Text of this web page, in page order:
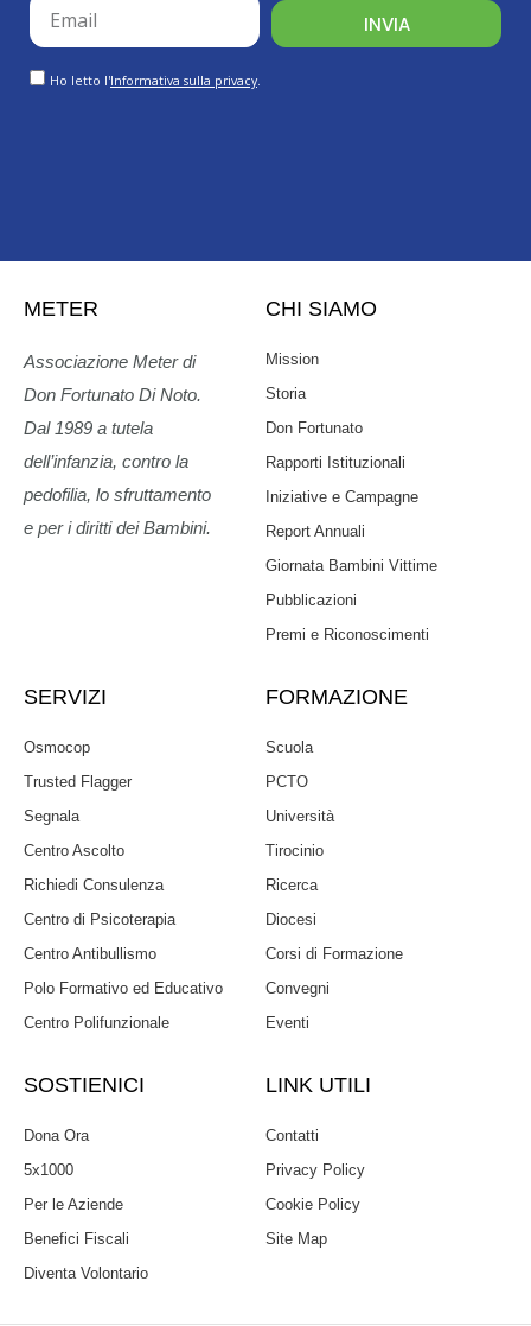
email
GDPRHo letto l'Informativa sulla privacy.
INVIA
METER
Associazione Meter di
Don Fortunato Di Noto.
Dal 1989 a tutela
dell’infanzia, contro la
pedofilia, lo sfruttamento
e per i diritti dei Bambini.
CHI SIAMO
Mission
Storia
Don Fortunato
Rapporti Istituzionali
Iniziative e Campagne
Report Annuali
Giornata Bambini Vittime
Pubblicazioni
Premi e Riconoscimenti
SERVIZI
Osmocop
Trusted Flagger
Segnala
Centro Ascolto
Richiedi Consulenza
Centro di Psicoterapia
Centro Antibullismo
Polo Formativo ed Educativo
Centro Polifunzionale
FORMAZIONE
Scuola
PCTO
Università
Tirocinio
Ricerca
Diocesi
Corsi di Formazione
Convegni
Eventi
SOSTIENICI
Dona Ora
5x1000
Per le Aziende
Benefici Fiscali
Diventa Volontario
LINK UTILI
Contatti
Privacy Policy
Cookie Policy
Site Map